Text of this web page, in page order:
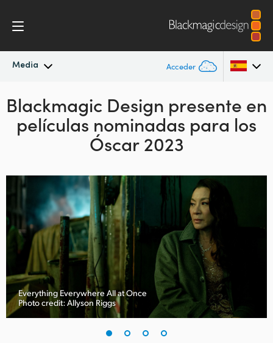
Media Acceder
Novedades
Archivo Australia
Canada
China
Denmark
Finland
France
Blackmagic Design presente en
películas nominadas para los
Óscar 2023
Everything Everywhere All at Once
Photo credit: Allyson Riggs